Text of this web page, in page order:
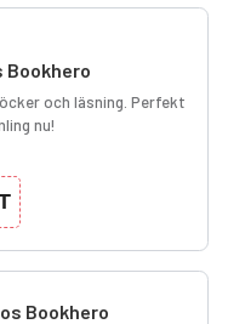
Bookhero
och läsning. Perfekt
nu!
Bookhero